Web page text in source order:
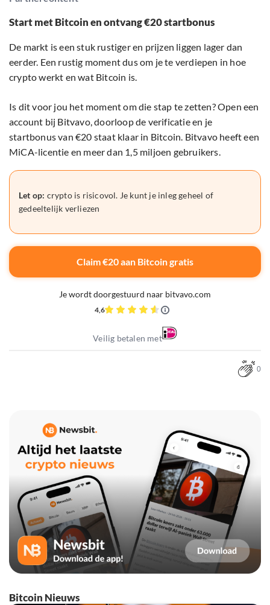
Start met Bitcoin en ontvang €20 startbonus
De markt is een stuk rustiger en prijzen liggen lager dan
eerder. Een rustig moment dus om je te verdiepen in hoe
crypto werkt en wat Bitcoin is.
Is dit voor jou het moment om die stap te zetten? Open een
account bij Bitvavo, doorloop de verificatie en je
startbonus van €20 staat klaar in Bitcoin. Bitvavo heeft een
MiCA-licentie en meer dan 1,5 miljoen gebruikers.
Let op: crypto is risicovol. Je kunt je inleg geheel of
gedeeltelijk verliezen
Claim €20 aan Bitcoin gratis
Je wordt doorgestuurd naar bitvavo.com
4,6
Veilig betalen met
0
Bitcoin Nieuws